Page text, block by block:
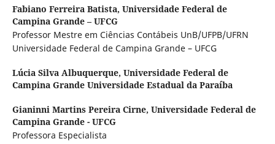
Fabiano Ferreira Batista, Universidade Federal de
Campina Grande – UFCG
Professor Mestre em Ciências Contábeis UnB/UFPB/UFRN
Universidade Federal de Campina Grande – UFCG
Lúcia Silva Albuquerque, Universidade Federal de
Campina Grande Universidade Estadual da Paraíba
Gianinni Martins Pereira Cirne, Universidade Federal de
Campina Grande - UFCG
Professora Especialista